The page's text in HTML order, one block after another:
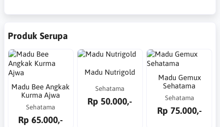
Produk Serupa
Madu Bee Angkak
Kurma Ajwa
Sehatama
Rp 65.000,-
Madu Nutrigold
Sehatama
Rp 50.000,-
Madu Gemux
Sehatama
Sehatama
Rp 75.000,-